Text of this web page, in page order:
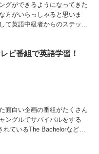
グができるようになってきた
方がいらっしゃると思いま
て英語中級者からのステップ
ビ番組で英語学習！
面白い企画の番組がたくさん
ングルでサバイバルをする
ているThe Bachelorなど。